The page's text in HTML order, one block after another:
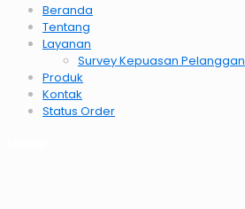
Beranda
Tentang
Layanan
Survey Kepuasan Pelanggan
Produk
Kontak
Status Order